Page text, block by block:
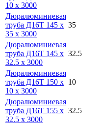
10 х 3000
Дюралюминиевая
труба Д16Т 145 х
35 х 3000
35
Дюралюминиевая
труба Д16Т 145 х
32.5 х 3000
32.5
Дюралюминиевая
труба Д16Т 150 х
10 х 3000
10
Дюралюминиевая
труба Д16Т 155 х
32.5 х 3000
32.5